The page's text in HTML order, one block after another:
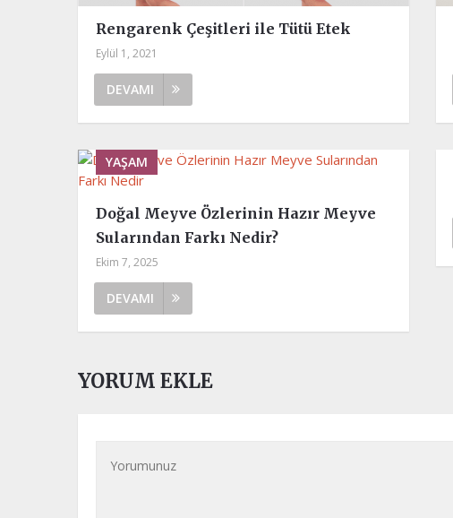
Rengarenk Çeşitleri ile Tütü Etek
Eylül 1, 2021
DEVAMI
YAŞAM
Doğal Meyve Özlerinin Hazır Meyve
Sularından Farkı Nedir?
Ekim 7, 2025
DEVAMI
YORUM EKLE